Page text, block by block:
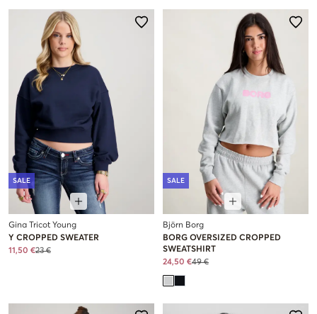
SALE
Gina Tricot Young
Y CROPPED SWEATER
11,50 €23 €
SALE
Björn Borg
BORG OVERSIZED CROPPED
SWEATSHIRT
24,50 €49 €